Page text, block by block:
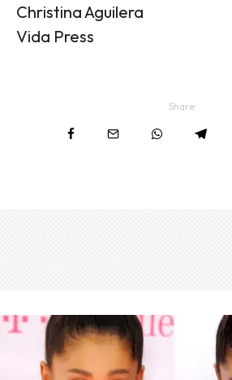
Christina Aguilera
Vida Press
Share